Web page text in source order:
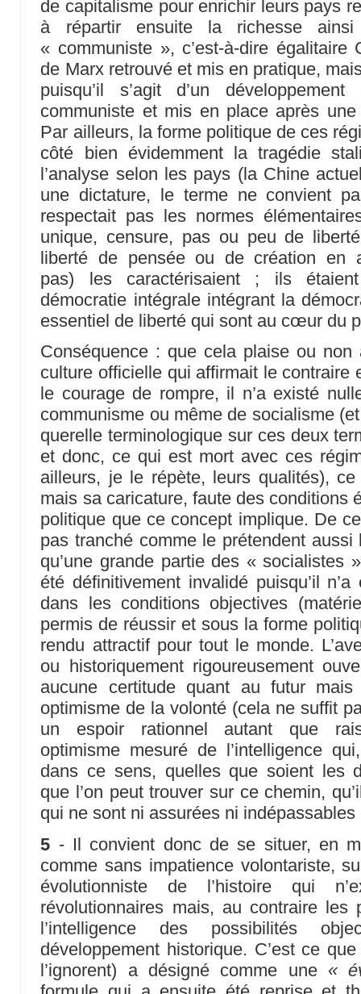
de capitalisme pour enrichir leurs pays
à répartir ensuite la richesse ainsi
« communiste », c’est-à-dire égalitaire
de Marx retrouvé et mis en pratique,
puisqu’il s’agit d’un
communiste et mis en place après
Par ailleurs, la forme politique de ces
côté bien évidemment la tragédie
l’analyse selon les pays (la Chine
une dictature, le terme ne convient
respectait pas les normes
unique, censure, pas ou peu de
liberté de pensée ou de création en
pas) les caractérisaient ; ils
démocratie intégrale intégrant la
essentiel de liberté qui sont au cœur du
Conséquence : que cela plaise ou
culture officielle qui affirmait le contraire
le courage de rompre, il n’a existé
communisme ou même de socialisme
querelle terminologique sur ces deux
et donc, ce qui est mort avec ces
ailleurs, je le répète, leurs qualités), ce
mais sa caricature, faute des conditions
politique que ce concept implique. De
pas tranché comme le prétendent
qu’une grande partie des « socialistes
été définitivement invalidé puisqu’il
dans les conditions objectives
permis de réussir et sous la forme
rendu attractif pour tout le monde.
ou historiquement rigoureusement
aucune certitude quant au futur
optimisme de la volonté (cela ne suffit
un espoir rationnel autant que
optimisme mesuré de l’intelligence
dans ce sens, quelles que soient les
que l’on peut trouver sur ce chemin,
qui ne sont ni assurées ni indépassables
5 - Il convient donc de se situer, en
comme sans impatience volontariste,
évolutionniste de l’histoire qui
révolutionnaires mais, au contraire les
l’intelligence des possibilités
développement historique. C’est ce
l’ignorent) a désigné comme une «